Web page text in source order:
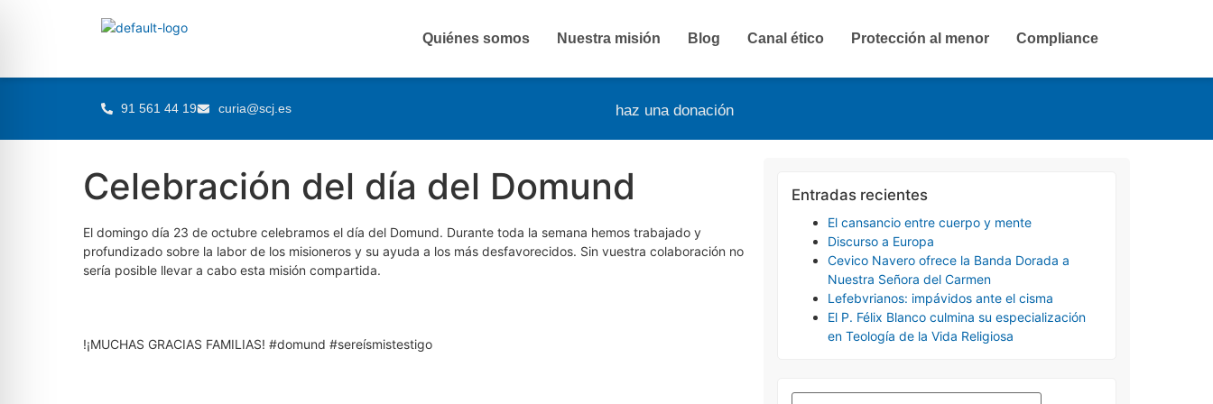
91 561 44 19 curia@scj.es haz una donación
Quiénes somos Nuestra misión Blog Canal ético Protección al menor Compliance
Celebración del día del Domund
El domingo día 23 de octubre celebramos el día del Domund. Durante toda la semana hemos trabajado y
profundizado sobre la labor de los misioneros y su ayuda a los más desfavorecidos. Sin vuestra colaboración no
sería posible llevar a cabo esta misión compartida.
!¡MUCHAS GRACIAS FAMILIAS! #domund #sereísmistestigo
Entradas recientes
El cansancio entre cuerpo y mente
Discurso a Europa
Cevico Navero ofrece la Banda Dorada a
Nuestra Señora del Carmen
Lefebvrianos: impávidos ante el cisma
El P. Félix Blanco culmina su especialización
en Teología de la Vida Religiosa